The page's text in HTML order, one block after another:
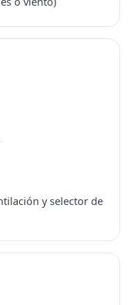
y selector de